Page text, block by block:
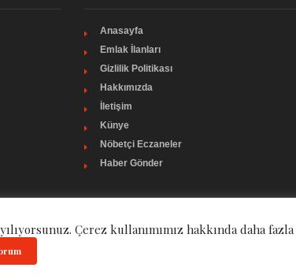
Anasayfa
Emlak İlanları
Gizlilik Politikası
Hakkımızda
İletişim
Künye
Nöbetçi Eczaneler
Haber Gönder
Çerez kullanımımız hakkında daha